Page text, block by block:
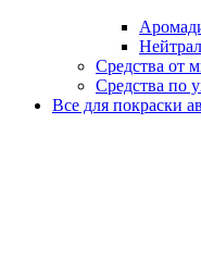
Средства от
Средства по
Все для покраски